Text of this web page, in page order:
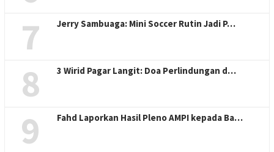
7 Jerry Sambuaga: Mini Soccer Rutin Jadi P…
8 3 Wirid Pagar Langit: Doa Perlindungan d…
9 Fahd Laporkan Hasil Pleno AMPI kepada Ba…